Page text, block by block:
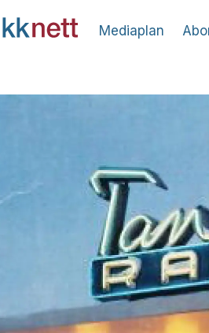
Mediaplan